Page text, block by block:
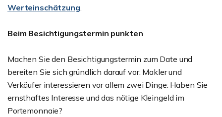
Werteinschätzung.
Beim Besichtigungstermin punkten
Machen Sie den Besichtigungstermin zum Date und
bereiten Sie sich gründlich darauf vor. Makler und
Verkäufer interessieren vor allem zwei Dinge: Haben Sie
ernsthaftes Interesse und das nötige Kleingeld im
Portemonnaie?